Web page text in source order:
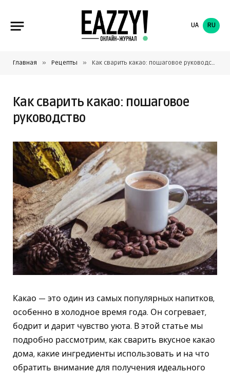
UA RU
Главная » Рецепты » Как сварить какао: пошаговое руководство
Как сварить какао: пошаговое
руководство
Какао — это один из самых популярных напитков,
особенно в холодное время года. Он согревает,
бодрит и дарит чувство уюта. В этой статье мы
подробно рассмотрим, как сварить вкусное какао
дома, какие ингредиенты использовать и на что
обратить внимание для получения идеального